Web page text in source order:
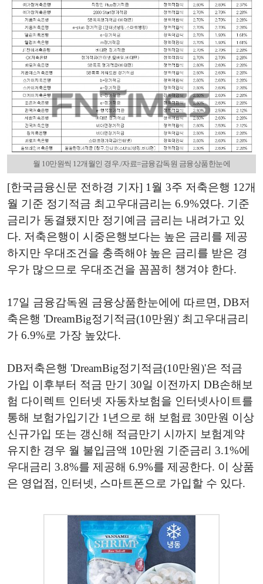
월 10만원씩 12개월인 경우./자료=금융감독원 금융상품한눈에
[한국금융신문 전하경 기자] 1월 3주 저축은행 12개
월 기준 정기적금 최고우대금리는 6.9%였다. 기준
금리가 동결됐지만 정기예금 금리는 내려가고 있
다. 저축은행이 시중은행보다는 높은 금리를 제공
하지만 우대조건을 충족해야 높은 금리를 받은 경
우가 많으므로 우대조건을 꼼꼼히 챙겨야 한다.
17일 금융감독원 금융상품한눈에에 따르면, DB저
축은행 'DreamBig정기적금(10만원)' 최고우대금리
가 6.9%로 가장 높았다.
DB저축은행 'DreamBig정기적금(10만원)'은 적금
가입 이후부터 적금 만기 30일 이전까지 DB손해보
험 다이렉트 인터넷 자동차보험을 인터넷사이트를
통해 보험가입기간 1년으로 해 보험료 30만원 이상
신규가입 또는 갱신해 적금만기 시까지 보험계약
유지한 경우 월 불입금액 10만원 기준금리 3.1%에
우대금리 3.8%를 제공해 6.9%를 제공한다. 이 상품
은 영업점, 인터넷, 스마트폰으로 가입할 수 있다.